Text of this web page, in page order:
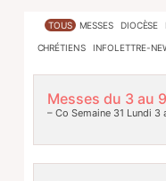
TOUS MESSES DIOCÈSE
CHRÉTIENS INFOLETTRE-
Messes du 3 au
– Co Semaine 31 Lundi